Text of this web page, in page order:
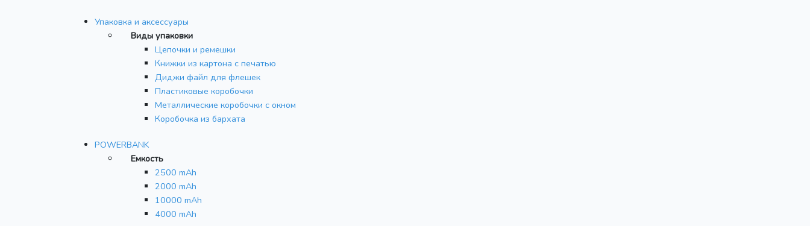
Упаковка и аксессуары
Виды упаковки
Цепочки и ремешки
Книжки из картона с печатью
Диджи файл для флешек
Пластиковые коробочки
Металлические коробочки с окном
Коробочка из бархата
POWERBANK
Емкость
2500 mAh
2000 mAh
10000 mAh
4000 mAh